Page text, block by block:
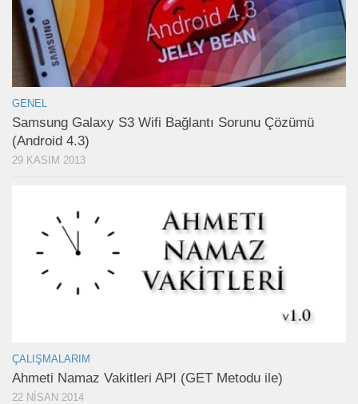
GENEL
Samsung Galaxy S3 Wifi Bağlantı Sorunu Çözümü
(Android 4.3)
29 KASIM 2013
ÇALIŞMALARIM
Ahmeti Namaz Vakitleri API (GET Metodu ile)
22 NISAN 2014